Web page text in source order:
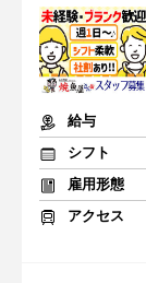
給与
シフト
雇用形態
アクセス